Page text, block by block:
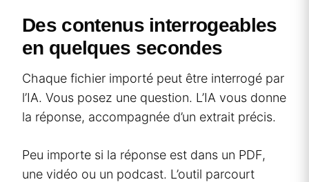
Des contenus interrogeables
en quelques secondes
Chaque fichier importé peut être interrogé par
l’IA. Vous posez une question. L’IA vous donne
la réponse, accompagnée d’un extrait précis.
Peu importe si la réponse est dans un PDF,
une vidéo ou un podcast. L’outil parcourt